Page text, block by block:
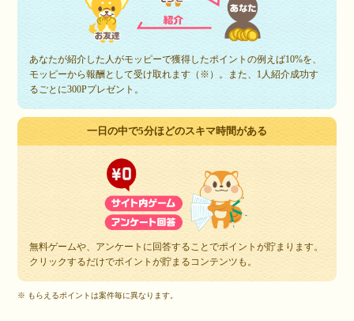
あなたが紹介した人がモッピーで獲得したポイントの例えば10%を、
モッピーから報酬として受け取れます（※）。また、1人紹介成功す
るごとに300Pプレゼント。
一日の中で5分ほどのスキマ時間がある
無料ゲームや、アンケートに回答することでポイントが貯まります。
クリックするだけでポイントが貯まるコンテンツも。
※ もらえるポイントは案件毎に異なります。